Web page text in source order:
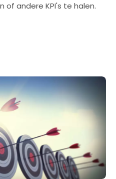
of andere KPI's te halen.